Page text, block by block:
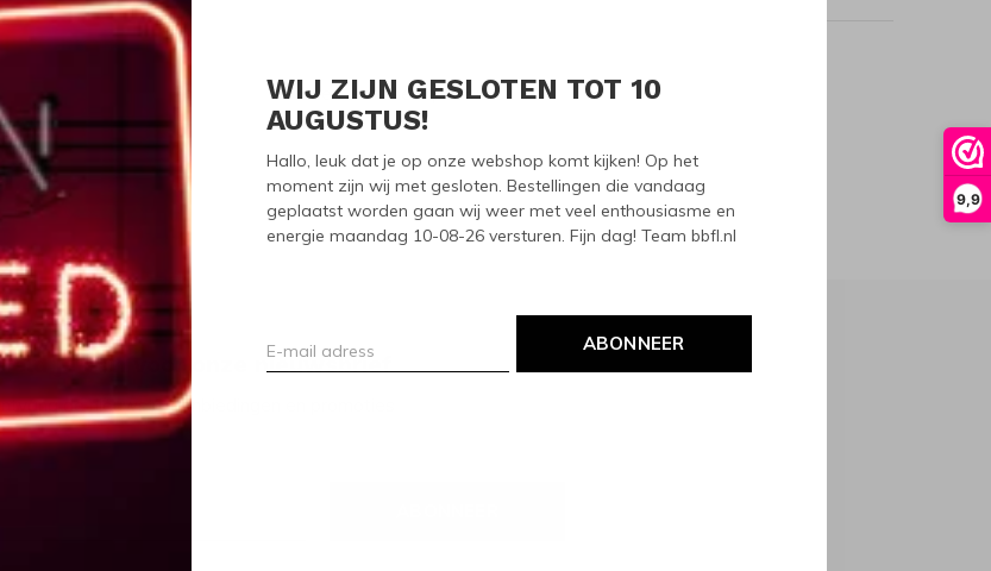
9,9
WIJ ZIJN GESLOTEN TOT 10
AUGUSTUS!
Hallo, leuk dat je op onze webshop komt kijken! Op het
moment zijn wij met gesloten. Bestellingen die vandaag
geplaatst worden gaan wij weer met veel enthousiasme en
energie maandag 10-08-26 versturen. Fijn dag! Team bbfl.nl
ABONNEER
Seen 1 of the 1 products
je aan voor onze nieuwsbrief
de nieuwste aanbiedingen en promoties